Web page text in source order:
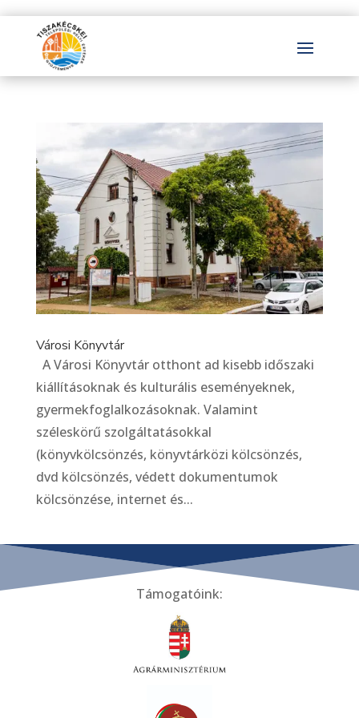
Városi Könyvtár
A Városi Könyvtár otthont ad kisebb időszaki
kiállításoknak és kulturális eseményeknek,
gyermekfoglalkozásoknak. Valamint
széleskörű szolgáltatásokkal
(könyvkölcsönzés, könyvtárközi kölcsönzés,
dvd kölcsönzés, védett dokumentumok
kölcsönzése, internet és...
Támogatóink: